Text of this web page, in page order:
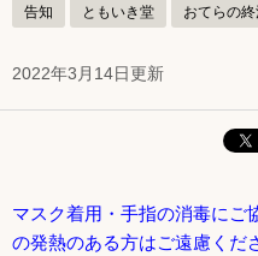
告知 ともいき堂 おてらの
2022年3月14日更新
マスク着用・手指の消毒にご
の発熱のある方はご遠慮くだ